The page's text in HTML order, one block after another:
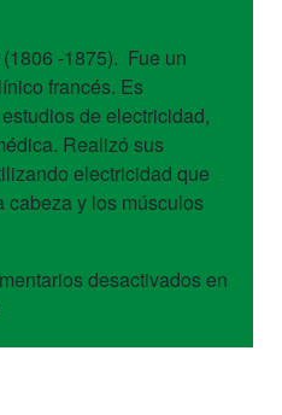
-1875). Fue un
francés. Es
de electricidad,
Realizó sus
electricidad que
cabeza y los músculos
desactivadosen